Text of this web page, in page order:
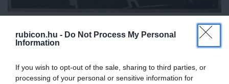
rubicon.hu - Do Not Process My Personal
Information
If you wish to opt-out of the sale, sharing to third parties, or
processing of your personal or sensitive information for
Horthy Miklós leteszi a kormányzói esküt a Nemzetgyűlés előtt,
1920. március 1-jén
Forrás: Wikimedia Commons
Sokkal bonyolultabb kérdés volt ennél az államfő
személyéről való döntés. A királyság államformája maga